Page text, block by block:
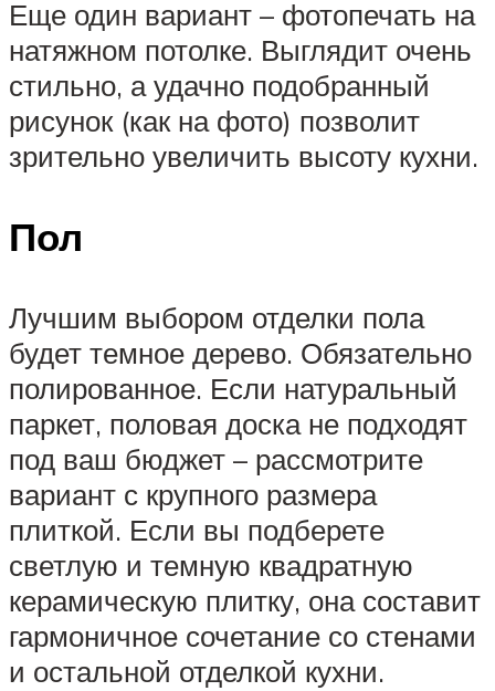
Еще один вариант – фотопечать на
натяжном потолке. Выглядит очень
стильно, а удачно подобранный
рисунок (как на фото) позволит
зрительно увеличить высоту кухни.
Пол
Лучшим выбором отделки пола
будет темное дерево. Обязательно
полированное. Если натуральный
паркет, половая доска не подходят
под ваш бюджет – рассмотрите
вариант с крупного размера
плиткой. Если вы подберете
светлую и темную квадратную
керамическую плитку, она составит
гармоничное сочетание со стенами
и остальной отделкой кухни.